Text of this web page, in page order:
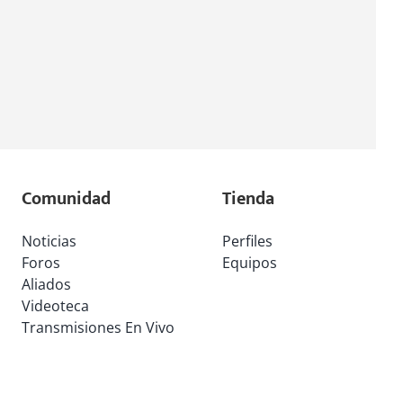
Comunidad
Noticias
Foros
Aliados
Videoteca
Transmisiones En Vivo
Tienda
Perfiles
Equipos